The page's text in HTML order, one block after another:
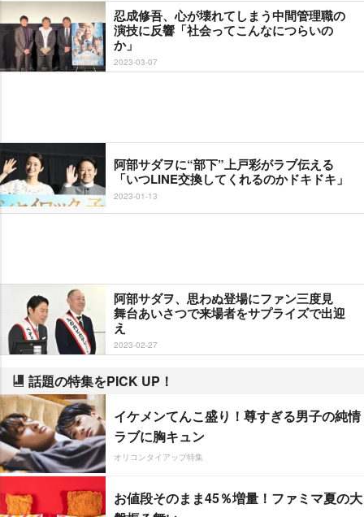
忍成修吾、心が壊れてしまう中間管理職の
演技に反響「社会ってこんなにつらいの
か」
2023-03-07
阿部サダヲに“部下”上戸彩がラブ伝える
「いつLINE交換してくれるのかドキドキ」
2023-01-13
阿部サダヲ、思わぬ登場にファン三度見
舞台あいさつで来場者をサプライズで出迎
え
2023-02-27
話題の特集をPICK UP！
イケメンてんこ盛り！尊すぎる男子の純情
ラブに胸キュン
オリコンタイアップ特集
お値段そのまま45％増量！ファミマ夏の大